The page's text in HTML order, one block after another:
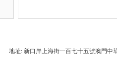
地址: 新口岸上海街一百七十五號澳門中